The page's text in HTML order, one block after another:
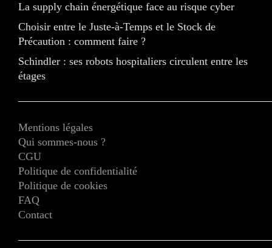
La supply chain énergétique face au risque cyber
Choisir entre le Juste-à-Temps et le Stock de
Précaution : comment faire ?
Schindler : ses robots hospitaliers circulent entre les
étages
Mentions légales
Qui sommes-nous ?
CGU
Politique de confidentialité
Politique de cookies
FAQ
Contact